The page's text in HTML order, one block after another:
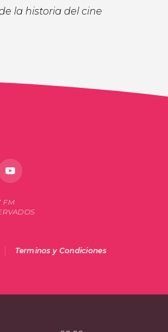
la historia del cine
FM
Terminos y Condiciones